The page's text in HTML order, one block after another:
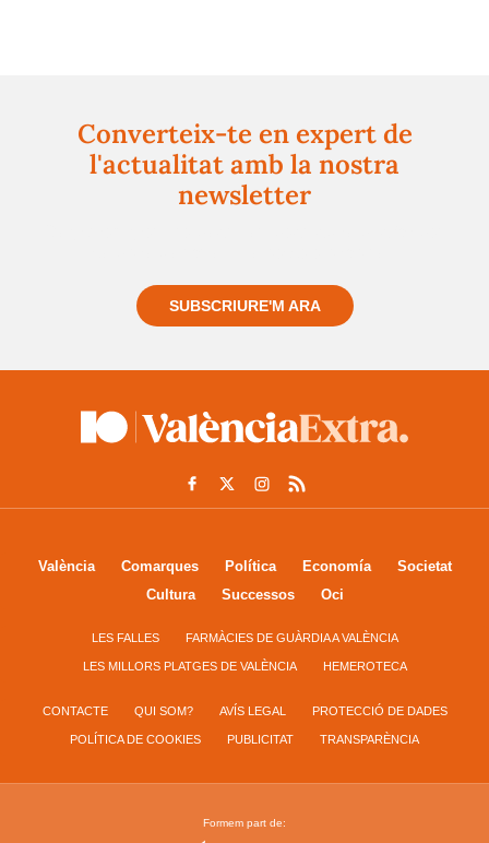
Converteix-te en expert de
l'actualitat amb la nostra
newsletter
SUBSCRIURE'M ARA
València Comarques Política Economía
Societat
Cultura
Successos Oci
LES FALLES FARMÀCIES DE GUÀRDIA A VALÈNCIA
LES MILLORS PLATGES DE VALÈNCIA HEMEROTECA
CONTACTE QUI SOM? AVÍS LEGAL PROTECCIÓ DE DADES
POLÍTICA DE COOKIES PUBLICITAT TRANSPARÈNCIA
Formem part de: